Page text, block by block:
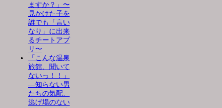
ますか？」〜
見かけた子を
誰でも「言い
なり」に出来
るチートアプ
リ〜
「こんな温泉
旅館、聞いて
ないっ！！」
―知らない男
たちの気配、
逃げ場のない